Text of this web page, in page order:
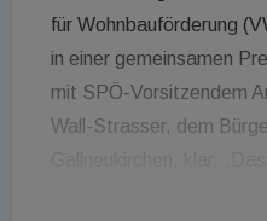
für Wohnbauförderung
in einer gemeinsamen
mit SPÖ-Vorsitzendem
Wall-Strasser, dem